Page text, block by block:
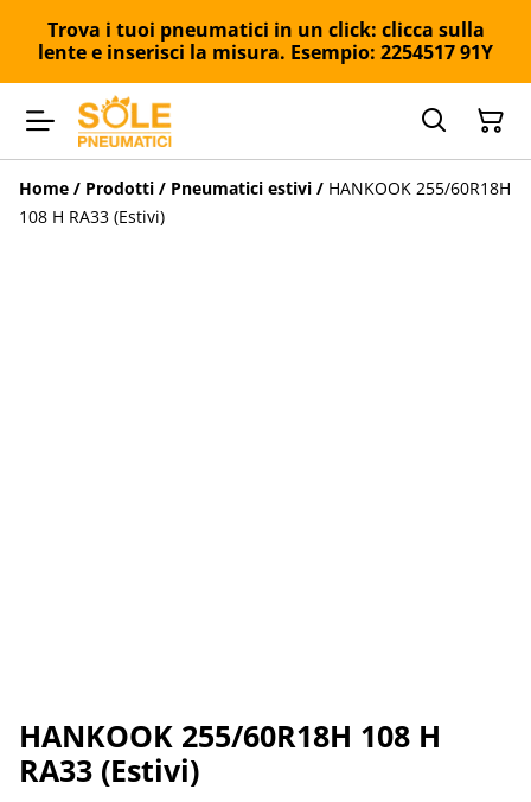
Trova i tuoi pneumatici in un click: clicca sulla
lente e inserisci la misura. Esempio: 2254517 91Y
Home / Prodotti / Pneumatici estivi / HANKOOK 255/60R18H
108 H RA33 (Estivi)
HANKOOK 255/60R18H 108 H
RA33 (Estivi)